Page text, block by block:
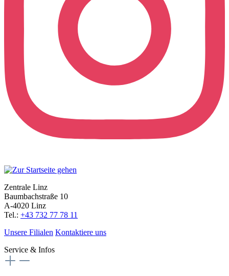
Zentrale Linz
Baumbachstraße 10
A-4020 Linz
Tel.: +43 732 77 78 11
Unsere Filialen Kontaktiere uns
Service & Infos